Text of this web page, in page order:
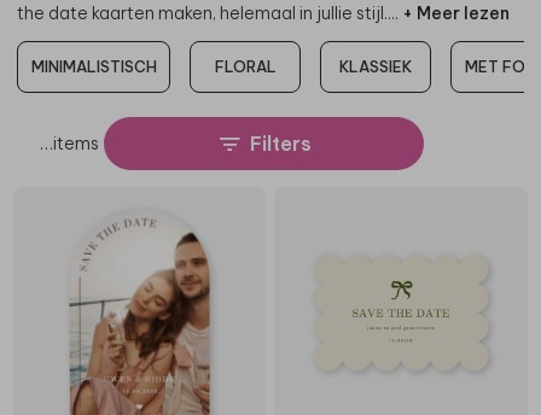
the date kaarten maken, helemaal in jullie stijl.... + Meer lezen
MINIMALISTISCH FLORAL KLASSIEK MET
…items Filters